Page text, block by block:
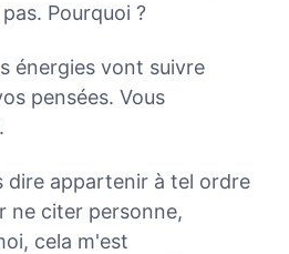
Pourquoi ?
énergies vont suivre
pensées. Vous
dire appartenir à tel ordre
ne citer personne,
cela m'est